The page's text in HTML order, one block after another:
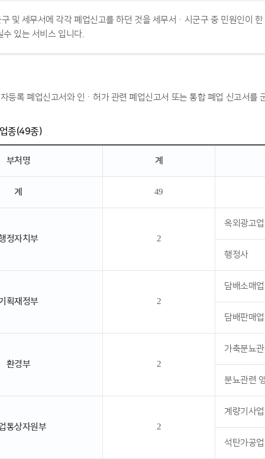
및 세무서에 각각 폐업신고를 하던 것을 세무서ㆍ시군구 중 민원인이
수 있는 서비스 입니다.
등록 폐업신고서와 인ㆍ허가 관련 폐업신고서 또는 통합 폐업 신고서를
종(49종)
부처명 계
계 49
정자치부 2
옥외광고업
행정사
획재정부 2
담배소매업
담배판매업
환경부 2
가축분뇨
분뇨관련
통상자원부 2
계량기사업
석탄가공업